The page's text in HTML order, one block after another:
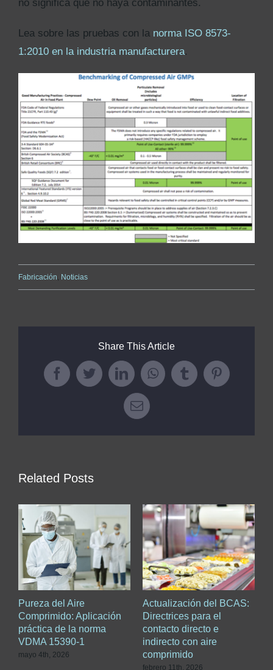
no significa que no haya contaminantes.
Lea sobre las pruebas con la norma ISO 8573-
1:2010 en la industria manufacturera.
Fabricación, Noticias
Share This Article
FacebookTwitterLinkedInWhatsApp
TumblrPinterest
Email
Related Posts
Pureza del Aire
Comprimido: Aplicación
práctica de la norma
VDMA 15390-1
mayo 4th, 2026
Actualización del BCAS:
Directrices para el
contacto directo e
indirecto con aire
comprimido
febrero 11th, 2026